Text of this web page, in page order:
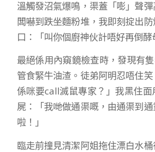
溫觸發沼氣爆鳴，渠蓋「嘭」聲
闆嚇到跌坐麵粉堆，我即刻掟出
口：「叫你個廚神伙計唔好再倒酵
最絕係用內窺鏡檢查時，發現有
管食緊牛油渣。徒弟阿明忍唔住
係咪要call滅鼠專家？」我黑住面
屍：「我哋做通渠嘅，由通渠到
啦！」
臨走前撞見清潔阿姐拖住漂白水